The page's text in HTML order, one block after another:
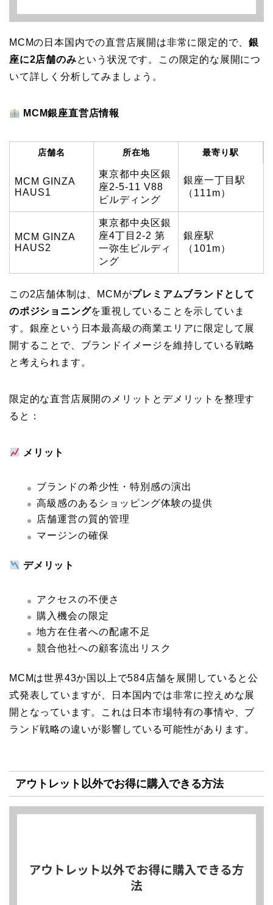
MCMの日本国内での直営店展開は非常に限定的で、銀
座に2店舗のみという状況です。この限定的な展開につ
いて詳しく分析してみましょう。
MCM銀座直営店情報
店舗名 所在地 最寄り駅
MCM GINZA
HAUS1
東京都中央区銀
座2-5-11 V88
ビルディング
銀座一丁目駅
（111m）
MCM GINZA
HAUS2
東京都中央区銀
座4丁目2-2 第
一弥生ビルディ
ング
銀座駅
（101m）
この2店舗体制は、MCMがプレミアムブランドとして
のポジショニングを重視していることを示していま
す。銀座という日本最高級の商業エリアに限定して展
開することで、ブランドイメージを維持している戦略
と考えられます。
限定的な直営店展開のメリットとデメリットを整理す
ると：
メリット
ブランドの希少性・特別感の演出
高級感のあるショッピング体験の提供
店舗運営の質的管理
マージンの確保
デメリット
アクセスの不便さ
購入機会の限定
地方在住者への配慮不足
競合他社への顧客流出リスク
MCMは世界43か国以上で584店舗を展開していると公
式発表していますが、日本国内では非常に控えめな展
開となっています。これは日本市場特有の事情や、ブ
ランド戦略の違いが影響している可能性があります。
アウトレット以外でお得に購入できる方法